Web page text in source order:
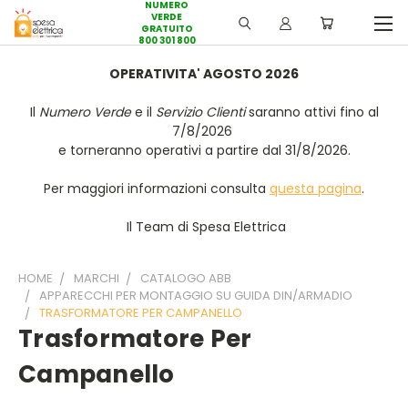
NUMERO
VERDE
GRATUITO
800 301 800
OPERATIVITA' AGOSTO 2026
Il Numero Verdee il Servizio Clientisaranno attivi fino al
7/8/2026
e torneranno operativi a partire dal 31/8/2026.
Per maggiori informazioni consulta questa pagina.
Il Team di Spesa Elettrica
HOME MARCHI
CATALOGO ABB
APPARECCHI PER MONTAGGIO SU GUIDA DIN/ARMADIO
TRASFORMATORE PER CAMPANELLO
Trasformatore Per
Campanello